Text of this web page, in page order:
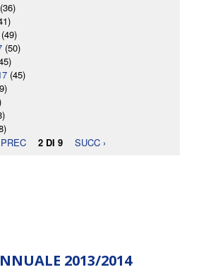
(36)
(49)
(50)
(45)
PREC
2 DI 9 SUCC ›
2013/2014